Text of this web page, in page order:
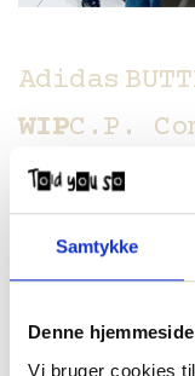
Samtykke
Denne
Vi bruger cookies
Adidas
WIPC.P.
cphDICO
Bass
Polar